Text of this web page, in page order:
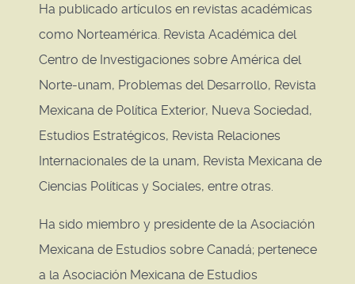
Ha publicado artículos en revistas académicas
como Norteamérica. Revista Académica del
Centro de Investigaciones sobre América del
Norte-unam, Problemas del Desarrollo, Revista
Mexicana de Política Exterior, Nueva Sociedad,
Estudios Estratégicos, Revista Relaciones
Internacionales de la unam, Revista Mexicana de
Ciencias Políticas y Sociales, entre otras.
Ha sido miembro y presidente de la Asociación
Mexicana de Estudios sobre Canadá; pertenece
a la Asociación Mexicana de Estudios